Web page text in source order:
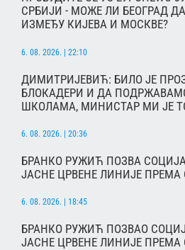
СРБИЈИ - МОЖЕ ЛИ БЕОГРАД
ИЗМЕЂУ КИЈЕВА И МОСКВЕ?
6. 08. 2026. | 22:10
ДИМИТРИЈЕВИЋ: БИЛО ЈЕ
БЛОКАДЕРИ И ДА
ШКОЛАМА, МИНИСТАР МИ ЈЕ
6. 08. 2026. | 20:36
БРАНКО РУЖИЋ ПОЗВА
ЈАСНЕ ЦРВЕНЕ ЛИНИЈЕ ПРЕМА
6. 08. 2026. | 18:45
БРАНКО РУЖИЋ ПОЗВАО
ЈАСНЕ ЦРВЕНЕ ЛИНИЈЕ ПРЕМА